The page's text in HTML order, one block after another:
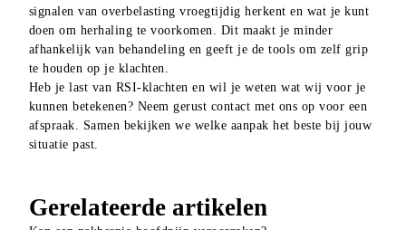
signalen van overbelasting vroegtijdig herkent en wat je kunt
doen om herhaling te voorkomen. Dit maakt je minder
afhankelijk van behandeling en geeft je de tools om zelf grip
te houden op je klachten.
Heb je last van RSI-klachten en wil je weten wat wij voor je
kunnen betekenen? Neem gerust contact met ons op voor een
afspraak. Samen bekijken we welke aanpak het beste bij jouw
situatie past.
Gerelateerde artikelen